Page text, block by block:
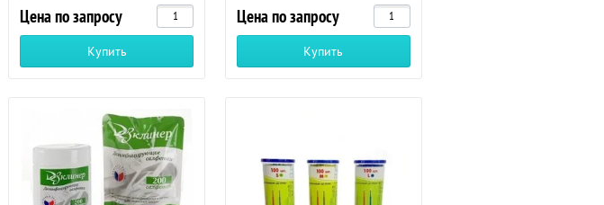
Цена по запросу
Купить
Цена по запросу
Купить